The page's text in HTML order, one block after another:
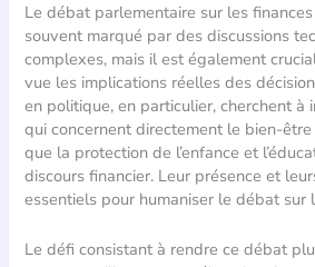
Le débat parlementaire sur les
souvent marqué par des discussions
complexes, mais il est également
vue les implications réelles des
en politique, en particulier, cherchent à
qui concernent directement le bien-
que la protection de l’enfance et
discours financier. Leur présence et
essentiels pour humaniser le débat sur
Le défi consistant à rendre ce débat